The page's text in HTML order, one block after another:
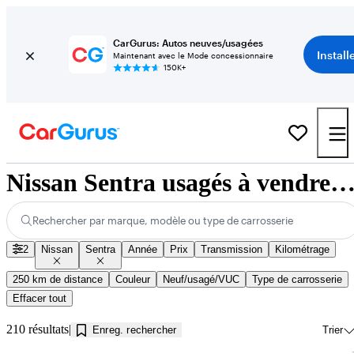
CarGurus: Autos neuves/usagées
Maintenant avec le Mode concessionnaire
150K+
Nissan Sentra usagés à vendre près
Rechercher par marque, modèle ou type de carrosserie
2 Nissan Sentra Année Prix Transmission Kilométrage
250 km de distance Couleur Neuf/usagé/VUC
Type de carrosserie
Effacer tout
210 résultats Enreg. rechercher Trier